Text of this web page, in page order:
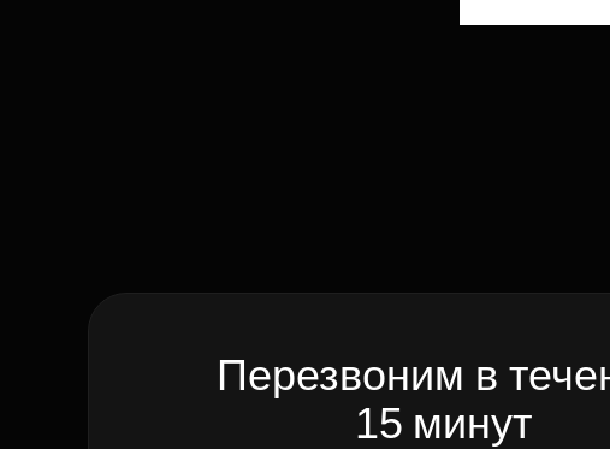
Перезвоним в
15 минут